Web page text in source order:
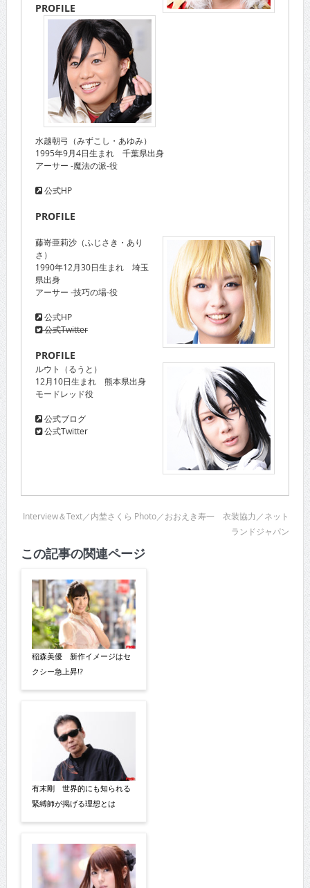
PROFILE
水越朝弓（みずこし・あゆみ）
1995年9月4日生まれ 千葉県出身
アーサー -魔法の派-役
公式HP
PROFILE
藤嵜亜莉沙（ふじさき・あり
さ）
1990年12月30日生まれ 埼玉
県出身
アーサー -技巧の場-役
公式HP
公式Twitter
PROFILE
ルウト（るうと）
12月10日生まれ 熊本県出身
モードレッド役
公式ブログ
公式Twitter
Interview＆Text／内埜さくら Photo／おおえき寿一 衣装協力／ネット
ランドジャパン
この記事の関連ページ
稲森美優 新作イメージはセ
クシー急上昇!?
有末剛 世界的にも知られる
緊縛師が掲げる理想とは